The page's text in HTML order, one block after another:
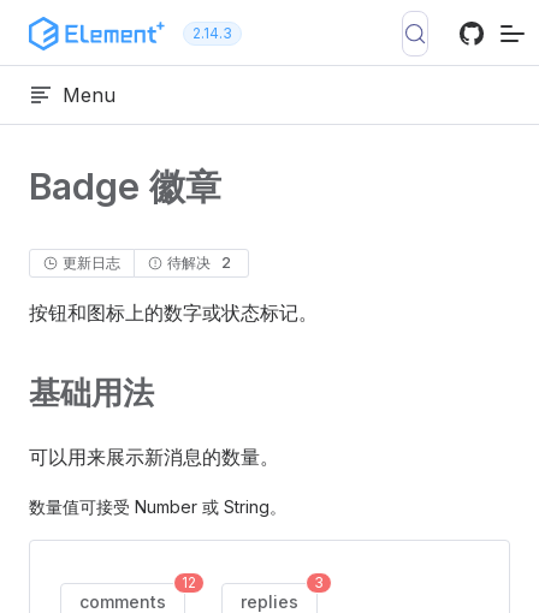
跳转到内容 2.14.3
Menu
Badge 徽章
更新日志 待解决 2
按钮和图标上的数字或状态标记。
基础用法
可以用来展示新消息的数量。
数量值可接受 Number 或 String。
comments
12
replies
3